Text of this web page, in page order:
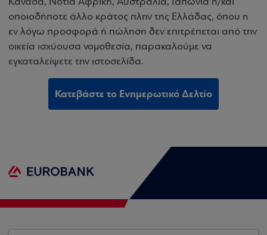
οποιοδήποτε άλλο κράτος πλην της Ελλάδας, όπου η
εν λόγω προσφορά ή πώληση δεν επιτρέπεται από την
οικεία ισχύουσα νομοθεσία, παρακαλούμε να
εγκαταλείψετε την ιστοσελίδα.
Κατεβάστε το Ενημερωτικό Δελτίο